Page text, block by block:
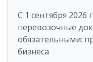
С 1 сентября 2026
перевозочные
обязательными:
бизнеса